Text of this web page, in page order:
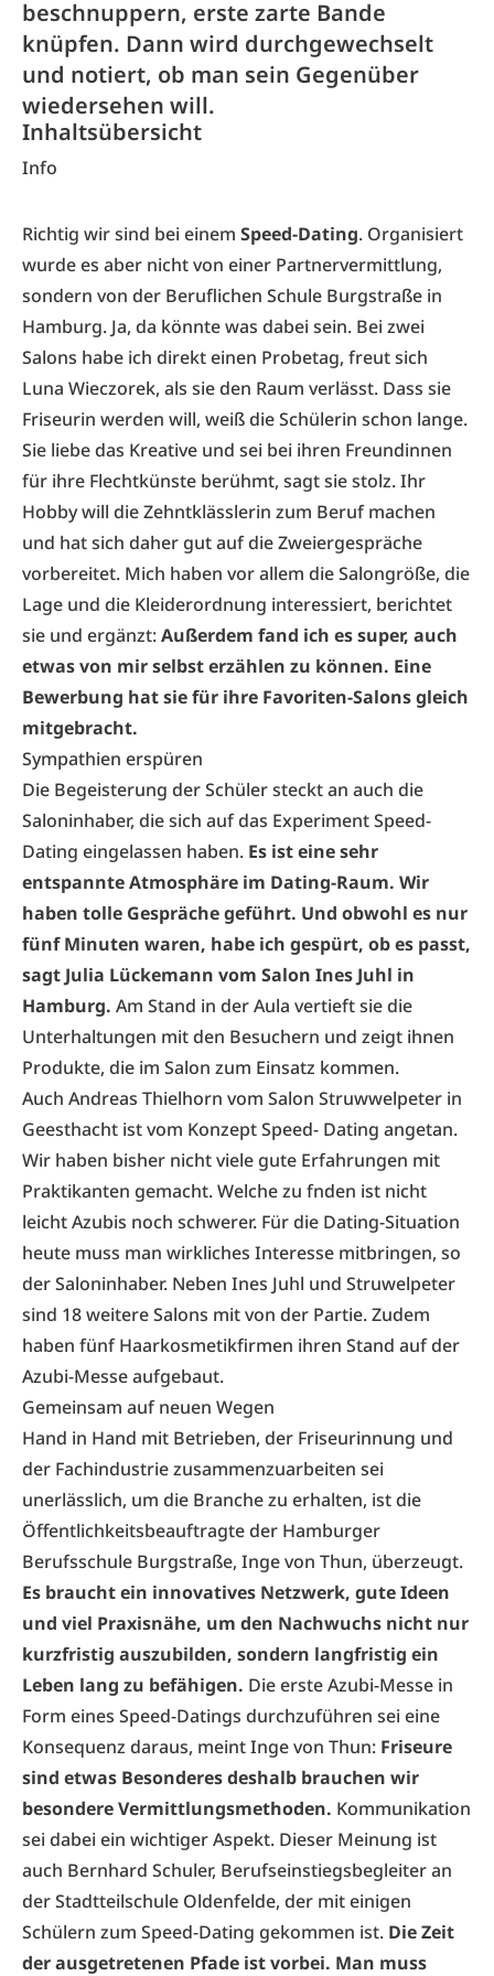
beschnuppern, erste zarte Bande
knüpfen. Dann wird durchgewechselt
und notiert, ob man sein Gegenüber
wiedersehen will.
Inhaltsübersicht
Info
Richtig wir sind bei einem Speed-Dating. Organisiert
wurde es aber nicht von einer Partnervermittlung,
sondern von der Beruflichen Schule Burgstraße in
Hamburg. Ja, da könnte was dabei sein. Bei zwei
Salons habe ich direkt einen Probetag, freut sich
Luna Wieczorek, als sie den Raum verlässt. Dass sie
Friseurin werden will, weiß die Schülerin schon lange.
Sie liebe das Kreative und sei bei ihren Freundinnen
für ihre Flechtkünste berühmt, sagt sie stolz. Ihr
Hobby will die Zehntklässlerin zum Beruf machen
und hat sich daher gut auf die Zweiergespräche
vorbereitet. Mich haben vor allem die Salongröße, die
Lage und die Kleiderordnung interessiert, berichtet
sie und ergänzt:Außerdem fand ich es super, auch
etwas von mir selbst erzählen zu können. Eine
Bewerbung hat sie für ihre Favoriten-Salons gleich
mitgebracht.
Sympathien erspüren
Die Begeisterung der Schüler steckt an auch die
Saloninhaber, die sich auf das Experiment Speed-
Dating eingelassen haben. Es ist eine sehr
entspannte Atmosphäre im Dating-Raum. Wir
haben tolle Gespräche geführt. Und obwohl es nur
fünf Minuten waren, habe ich gespürt, ob es passt,
sagt Julia Lückemann vom Salon Ines Juhl in
Hamburg. Am Stand in der Aula vertieft sie die
Unterhaltungen mit den Besuchern und zeigt ihnen
Produkte, die im Salon zum Einsatz kommen.
Auch Andreas Thielhorn vom Salon Struwwelpeter in
Geesthacht ist vom Konzept Speed- Dating angetan.
Wir haben bisher nicht viele gute Erfahrungen mit
Praktikanten gemacht. Welche zu fnden ist nicht
leicht Azubis noch schwerer. Für die Dating-Situation
heute muss man wirkliches Interesse mitbringen, so
der Saloninhaber. Neben Ines Juhl und Struwelpeter
sind 18 weitere Salons mit von der Partie. Zudem
haben fünf Haarkosmetikfirmen ihren Stand auf der
Azubi-Messe aufgebaut.
Gemeinsam auf neuen Wegen
Hand in Hand mit Betrieben, der Friseurinnung und
der Fachindustrie zusammenzuarbeiten sei
unerlässlich, um die Branche zu erhalten, ist die
Öffentlichkeitsbeauftragte der Hamburger
Berufsschule Burgstraße, Inge von Thun, überzeugt.
Es braucht ein innovatives Netzwerk, gute Ideen
und viel Praxisnähe, um den Nachwuchs nicht nur
kurzfristig auszubilden, sondern langfristig ein
Leben lang zu befähigen. Die erste Azubi-Messe in
Form eines Speed-Datings durchzuführen sei eine
Konsequenz daraus, meint Inge von Thun: Friseure
sind etwas Besonderes deshalb brauchen wir
besondere Vermittlungsmethoden. Kommunikation
sei dabei ein wichtiger Aspekt. Dieser Meinung ist
auch Bernhard Schuler, Berufseinstiegsbegleiter an
der Stadtteilschule Oldenfelde, der mit einigen
Schülern zum Speed-Dating gekommen ist. Die Zeit
der ausgetretenen Pfade ist vorbei. Man muss